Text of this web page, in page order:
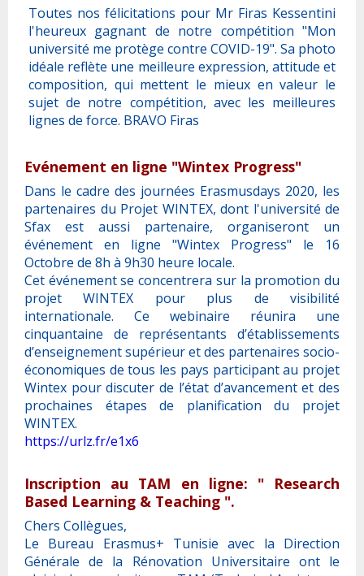
Toutes nos félicitations pour Mr Firas Kessentini
l'heureux gagnant de notre compétition "Mon
université me protège contre COVID-19". Sa photo
idéale reflète une meilleure expression, attitude et
composition, qui mettent le mieux en valeur le
sujet de notre compétition, avec les meilleures
lignes de force. BRAVO Firas
Evénement en ligne "Wintex Progress"
Dans le cadre des journées Erasmusdays 2020, les
partenaires du Projet WINTEX, dont l'université de
Sfax est aussi partenaire, organiseront un
événement en ligne "Wintex Progress" le 16
Octobre de 8h à 9h30 heure locale.
Cet événement se concentrera sur la promotion du
projet WINTEX pour plus de visibilité
internationale. Ce webinaire réunira une
cinquantaine de représentants d’établissements
d’enseignement supérieur et des partenaires socio-
économiques de tous les pays participant au projet
Wintex pour discuter de l’état d’avancement et des
prochaines étapes de planification du projet
WINTEX.
https://urlz.fr/e1x6
Inscription au TAM en ligne: " Research
Based Learning & Teaching ".
Chers Collègues,
Le Bureau Erasmus+ Tunisie avec la Direction
Générale de la Rénovation Universitaire ont le